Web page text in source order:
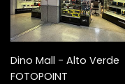
Dino Mall - Alto Verde
FOTOPOINT